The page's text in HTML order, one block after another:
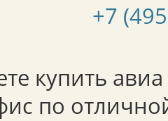
+7
купить
по